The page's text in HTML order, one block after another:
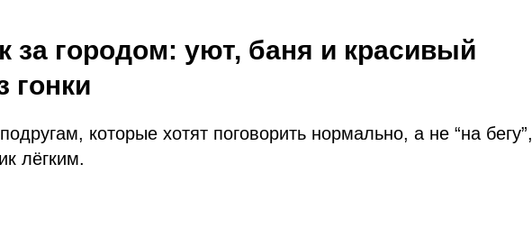
за городом: уют, баня и красивый
гонки
подругам, которые хотят поговорить нормально, а не “на бегу”,
лёгким.